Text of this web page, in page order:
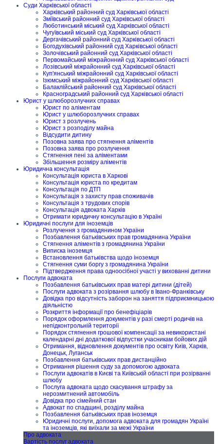
Суди Харківської області
Харківський районний суд Харківської області
Зміївський районний суд Харківської області
Люботинський міський суд Харківської області
Чугуївський міський суд Харківської області
Дергачівський районний суд Харківської області
Богодухівський районний суд Харківської області
Золочівський районний суд Харківської області
Первомайський міжрайонний суд Харківської області
Лозівський міжрайонний суд Харківської області
Куп'янський міжрайонний суд Харківської області
Ізюмський міжрайонний суд Харківської області
Балаклійський районний суд Харківської області
Красноградський районний суд Харківської області
Юрист у шлюборозлучних справах
Юрист по аліментам
Юрист у шлюборозлучних справах
Юрист з розлучень
Юрист з розподілу майна
Відсудити дитину
Позовна заява про стягнення аліментів
Позовна заява про розлучення
Стягнення пені за аліментами
Збільшення розміру аліментів
Юридична консультація
Консультація юриста в Харкові
Консультація юриста по кредитам
Консультація по ДТП
Консультація з захисту прав споживачів
Консультація з трудових спорів
Консультація адвоката Харків
Отримати юридичну консультацію в Україні
Юридичні послуги для іноземців
Розлучення з громадянином України
Позбавлення батьківських прав громадянина України
Стягнення аліментів з громадянина України
Виписка іноземця
Встановлення батьківства щодо іноземця
Стягнення суми боргу з громадянина України
Підтвердження права одноосібної участі у вихованні дитини
Послуги адвоката
Позбавлення батьківських прав матері дитини (дітей)
Послуги адвоката з розірвання шлюбу в Івано-Франківську
Довідка про відсутність заборон на заняття підприємницькою
діяльністю
Розкриття інформації про бенефіціарів
Порядок оформлення документів у разі смерті родичів на
непідконтрольній території
Порядок стягнення грошової компенсації за невикористані
календарні дні додаткової відпустки учасникам бойових дій
Отримання, відновлення документів про освіту Київ, Харків,
Донецьк, Луганськ
Позбавлення батьківських прав дистанційно
Отримання рішення суду за допомогою адвоката
Послуги адвокатів в Києві та Київській області при розірванні
шлюбу
Послуга адвоката щодо скасування штрафу за
нерозмитнений автомобіль
Довідка про сімейний стан
Адвокат по спадщині, розділу майна
Позбавлення батьківських прав іноземця
Юридичні послуги, допомога адвоката для громадян Україні
та іноземців, які виїхали за межі України
Про адвоката
Вартість послуг адвоката